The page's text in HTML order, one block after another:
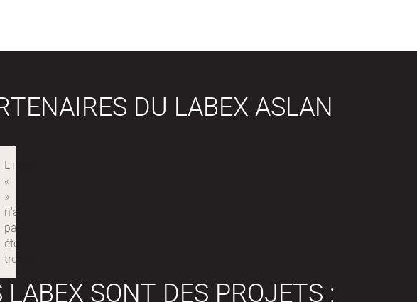
DU LABEX ASLAN
LABEX SONT DES PROJETS :